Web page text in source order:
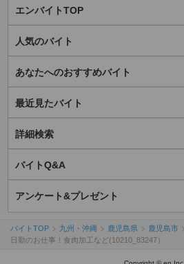
エンバイトTOP
人気のバイト
あなたへのおすすめバイト
最近見たバイト
詳細検索
バイトQ&A
アンケート&プレゼント
バイトTOP 九州・沖縄 鹿児島県 鹿児島市
日勤のお仕事！食肉加工など(10210_83247）